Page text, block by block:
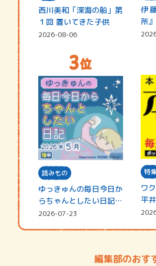
西川美和「深海の船」第
１回 置いてきた子供
2026-08-06
伊
所』
読みもの
ゆっきゅんの毎日今日か
らちゃんとしたい日記
☆202…
2026-07-23
特
ワ
平
シ
編集部のおす